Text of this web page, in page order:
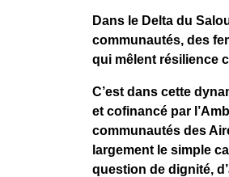
Dans le Delta du
communautés, des
qui mêlent résilience
C’est dans cette
et cofinancé par
communautés des
largement le simple
question de dignité,